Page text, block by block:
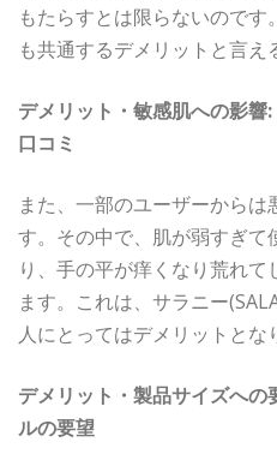
もたらすとは限らないので
も共通するデメリットと言え
デメリット・敏感肌への影
口コミ
また、一部のユーザーから
す。その中で、肌が弱すぎ
り、手の平が痒くなり荒れ
ます。これは、サラニー
人にとってはデメリットとな
デメリット・製品サイズへ
ルの要望